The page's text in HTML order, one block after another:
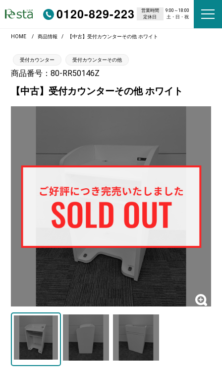
0120-829-223 営業時間
9:00～18:00
定休日
土・日・祝
HOME 商品情報 【中古】受付カウンターその他 ホワイト
受付カウンター 受付カウンターその他
商品番号：80-RR50146Z
【中古】受付カウンターその他 ホワイト